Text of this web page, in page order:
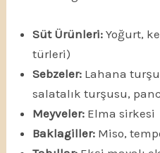
Süt Ürünleri: Yoğurt,
türleri)
Sebzeler: Lahana
salatalık turşusu,
Meyveler: Elma sirkesi
Baklagiller: Miso,